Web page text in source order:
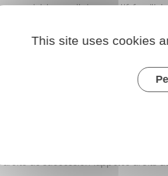
social, humanitaire, sportif,
patrimoine artistique, à la défense de
de la culture, de la langue et des
dotation dont la gestion est
à d'autres organismes
à but non
accepte d'exonérer les dons et
de la recherche médical ou
et legs faits aux associations et
de succession (appelésdroits
This site uses cookies